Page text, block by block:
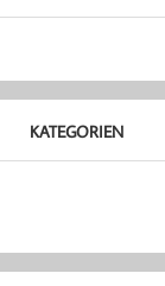
KATEGORIEN